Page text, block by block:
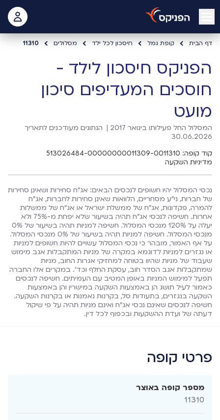
open mobile menu
דף הבית קופת גמל חיסכון לכל ילד מסלולים 11310
הפניקס חיסכון לילד -
חוסכים המעדיפים סיכון
מועט
המסלול החל פעילותו בינואר 2017 |
הנתונים מעודכנים לתאריך
30.06.2026
קוד קופה: 513026484-00000000011309-0011310
מדיניות השקעה
נכסי המסלול יהיו חשופים לנכסים הבאים: אג"ח סחירות ושאינן סחירות
של חברות, ני"ע מסחריים, הלוואות שאינן סחירות לחברות, אג"ח
להמרה, פקדונות, אג"ח של ממשלת ישראל או אג"ח של ממשלות
אחרות. חשיפה לנכסי אג"ח תהיה בשיעור שלא יפחת מ-75% ולא
יעלה על 120% מנכסי המסלול. חשיפה למניות תהיה בשיעור של 0%
מנכסי המסלול. חשיפה למניות תהיה בשיעור של 0% מנכסי המסלול.
על אף האמור, מובהר כי נכסי המסלול עשויים להיות חשופים למניות
או נגזרים למניות לדוגמא במקרה של מניות המתקבלות אגב מימוש
שעבוד של מניות שהיוו בטוחה למחזיקי אגרות החוב, מניות
שמתקבלות אגב הסדר חוב, עסקת החלף וכד'. במקרים אלו החברה
תפעל למימוש המניות באופן המטיב עם העמיתים. חשיפה לנכסים
כאמור לעיל תושג הן באמצעות השקעה במישרין והן באמצעות
השקעה בנגזרים, בתעודות סל, בקרנות נאמנות או בקרנות השקעה.
חשיפה לנכסים שאינם נכסי אג"ח ואינם מניות תהיה על פי שיקול
דעתה של ועדת ההשקעות ובכפוף לכל דין.
פרטי קופה
מספר קופה באוצר
11310